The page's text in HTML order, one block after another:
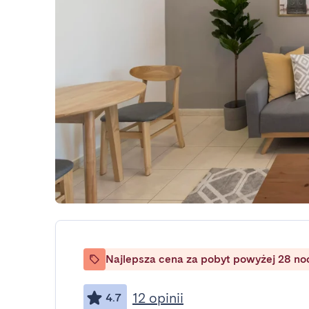
Najlepsza cena za pobyt powyżej 28
4.7 12 opinii